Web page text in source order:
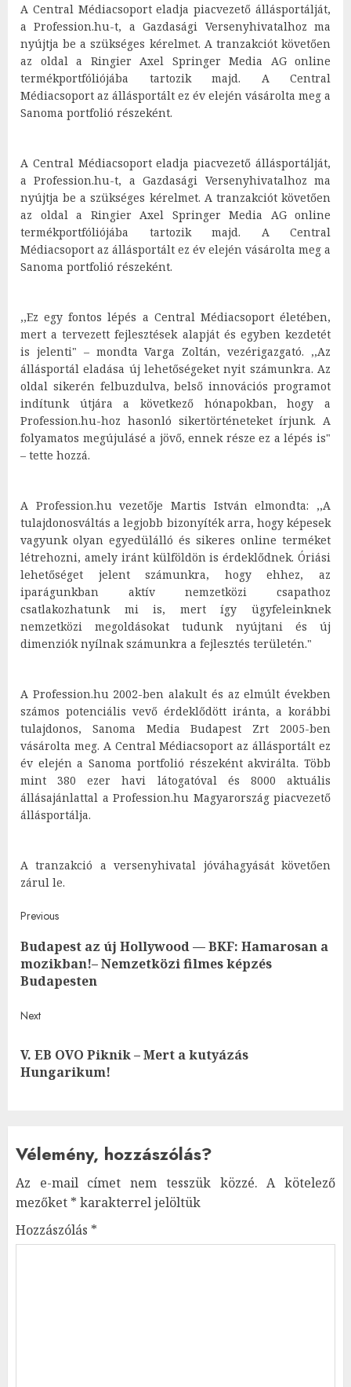
A Central Médiacsoport eladja piacvezető állásportálját,
a Profession.hu-t, a Gazdasági Versenyhivatalhoz ma
nyújtja be a szükséges kérelmet. A tranzakciót követően
az oldal a Ringier Axel Springer Media AG online
termékportfóliójába tartozik majd. A Central
Médiacsoport az állásportált ez év elején vásárolta meg a
Sanoma portfolió részeként.
A Central Médiacsoport eladja piacvezető állásportálját,
a Profession.hu-t, a Gazdasági Versenyhivatalhoz ma
nyújtja be a szükséges kérelmet. A tranzakciót követően
az oldal a Ringier Axel Springer Media AG online
termékportfóliójába tartozik majd. A Central
Médiacsoport az állásportált ez év elején vásárolta meg a
Sanoma portfolió részeként.
,,Ez egy fontos lépés a Central Médiacsoport életében,
mert a tervezett fejlesztések alapját és egyben kezdetét
is jelenti" – mondta Varga Zoltán, vezérigazgató. ,,Az
állásportál eladása új lehetőségeket nyit számunkra. Az
oldal sikerén felbuzdulva, belső innovációs programot
indítunk útjára a következő hónapokban, hogy a
Profession.hu-hoz hasonló sikertörténeteket írjunk. A
folyamatos megújulásé a jövő, ennek része ez a lépés is"
– tette hozzá.
A Profession.hu vezetője Martis István elmondta: ,,A
tulajdonosváltás a legjobb bizonyíték arra, hogy képesek
vagyunk olyan egyedülálló és sikeres online terméket
létrehozni, amely iránt külföldön is érdeklődnek. Óriási
lehetőséget jelent számunkra, hogy ehhez, az
iparágunkban aktív nemzetközi csapathoz
csatlakozhatunk mi is, mert így ügyfeleinknek
nemzetközi megoldásokat tudunk nyújtani és új
dimenziók nyílnak számunkra a fejlesztés területén."
A Profession.hu 2002-ben alakult és az elmúlt években
számos potenciális vevő érdeklődött iránta, a korábbi
tulajdonos, Sanoma Media Budapest Zrt 2005-ben
vásárolta meg. A Central Médiacsoport az állásportált ez
év elején a Sanoma portfolió részeként akvirálta. Több
mint 380 ezer havi látogatóval és 8000 aktuális
állásajánlattal a Profession.hu Magyarország piacvezető
állásportálja.
A tranzakció a versenyhivatal jóváhagyását követően
zárul le.
Post
navigation
Previous
Budapest az új Hollywood — BKF: Hamarosan a
mozikban!– Nemzetközi filmes képzés
Budapesten
Next
Next
post:
V. EB OVO Piknik – Mert a kutyázás
Hungarikum!
Vélemény, hozzászólás?
Az e-mail címet nem tesszük közzé. A kötelező
mezőket * karakterrel jelöltük
Hozzászólás *